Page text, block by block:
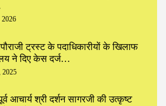
2026
ट्रस्ट के पदाधिकारीयों के खिलाफ
ने दिए केस दर्ज…
2025
आचार्य श्री दर्शन सागरजी की उत्कृष्ट